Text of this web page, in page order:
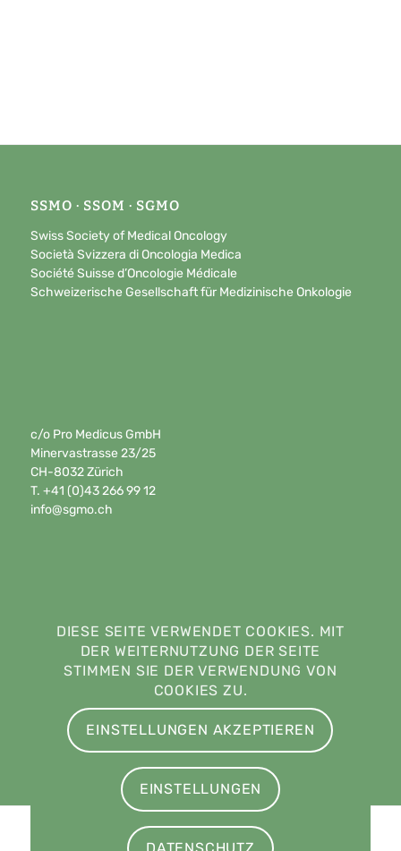
SSMO · SSOM · SGMO
Swiss Society of Medical Oncology
Società Svizzera di Oncologia Medica
Société Suisse d’Oncologie Médicale
Schweizerische Gesellschaft für Medizinische Onkologie
c/o Pro Medicus GmbH
Minervastrasse 23/25
CH-8032 Zürich
T. +41 (0)43 266 99 12
info@sgmo.ch
© Copyright - Swiss Society of Medical Oncology · Società Svizzera di
DIESE SEITE VERWENDET COOKIES. MIT
DER WEITERNUTZUNG DER SEITE
STIMMEN SIE DER VERWENDUNG VON
COOKIES ZU.
EINSTELLUNGEN AKZEPTIEREN
EINSTELLUNGEN